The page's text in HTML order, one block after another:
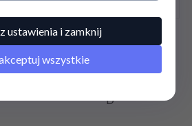
|
Piec do pizzy elektryczny
Cuppone Donatello |
jednokomorowy | panel
D
ustawienia i zamknij
wszystkie